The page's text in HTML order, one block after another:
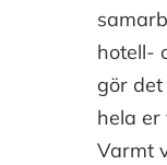
hotell-
gör
hela er
Varmt